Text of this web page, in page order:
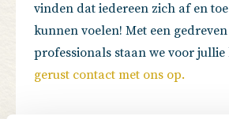
vinden dat iedereen zich af en
kunnen voelen! Met een
professionals staan we voor
gerust contact met ons op.